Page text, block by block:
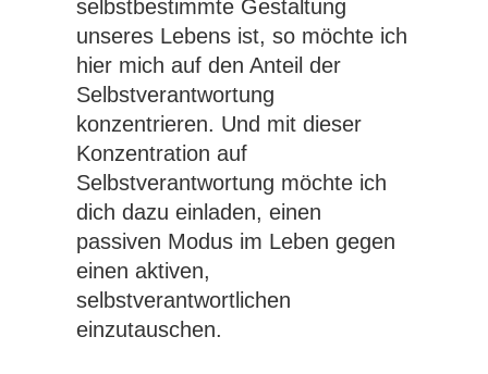
selbstbestimmte Gestaltung
unseres Lebens ist, so möchte ich
hier mich auf den Anteil der
Selbstverantwortung
konzentrieren. Und mit dieser
Konzentration auf
Selbstverantwortung möchte ich
dich dazu einladen, einen
passiven Modus im Leben gegen
einen aktiven,
selbstverantwortlichen
einzutauschen.